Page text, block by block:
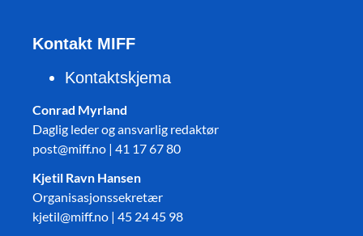
Kontakt MIFF
Kontaktskjema
Conrad Myrland
Daglig leder og ansvarlig redaktør
post@miff.no | 41 17 67 80
Kjetil Ravn Hansen
Organisasjonssekretær
kjetil@miff.no | 45 24 45 98